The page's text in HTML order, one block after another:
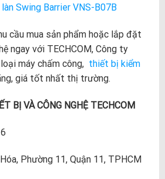
Swing Barrier VNS-B07B
cầu mua sản phẩm hoặc lắp đặt
ngay với TECHCOM, Công ty
máy chấm công, thiết bị kiểm
giá tốt nhất thị trường.
BỊ VÀ CÔNG NGHỆ TECHCOM
Phường 11, Quận 11, TPHCM